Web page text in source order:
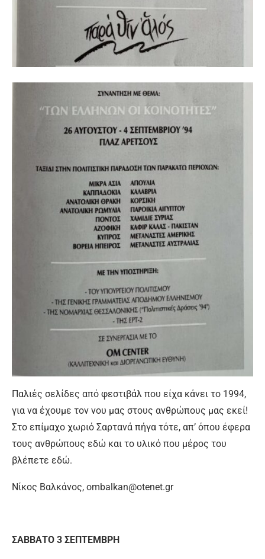
Παλιές σελίδες από φεστιβάλ που είχα κάνει το 1994,
για να έχουμε τον νου μας στους ανθρώπους μας εκεί!
Στο επίμαχο χωριό Σαρτανά πήγα τότε, απ’ όπου έφερα
τους ανθρώπους εδώ και το υλικό που μέρος του
βλέπετε εδώ.
Νίκος Βαλκάνος, ombalkan@otenet.gr
ΣΑΒΒΑΤΟ 3 ΣΕΠΤΕΜΒΡΗ